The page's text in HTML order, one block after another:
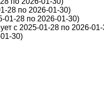
28 по 2026-01-30)
01-28 по 2026-01-30)
с 2025-01-28 по 2026-
30)